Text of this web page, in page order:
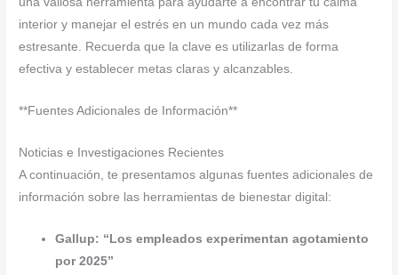
interior y manejar el estrés en un mundo cada vez más
estresante. Recuerda que la clave es utilizarlas de forma
efectiva y establecer metas claras y alcanzables.
**Fuentes Adicionales de Información**
Noticias e Investigaciones Recientes
A continuación, te presentamos algunas fuentes adicionales de
información sobre las herramientas de bienestar digital:
Gallup: “Los empleados experimentan agotamiento
por 2025”